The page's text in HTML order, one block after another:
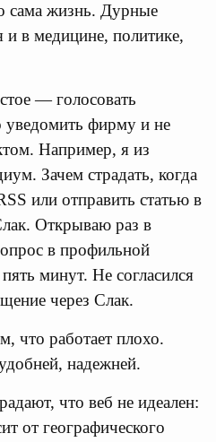
сама жизнь. Дурные
и в медицине, политике,
— голосовать
уведомить фирму и не
Например, я из
Зачем страдать, когда
или отправить статью в
Открываю раз в
в профильной
минут. Не согласился
через Слак.
что работает плохо.
надежней.
что веб не идеален:
от географического